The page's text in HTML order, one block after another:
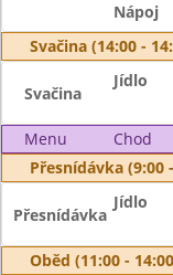
Nápoj
Svačina (14:00 -
Svačina
Jídlo
Menu Chod
Přesnídávka (9:00
Přesnídávka
Jídlo
Oběd (11:00 -